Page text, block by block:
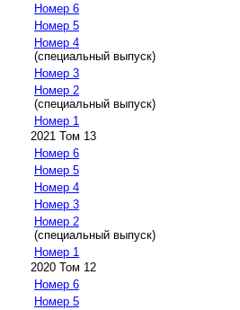
Номер 6
Номер 5
Номер 4
(специальный выпуск)
Номер 3
Номер 2
(специальный выпуск)
Номер 1
2021 Том 13
Номер 6
Номер 5
Номер 4
Номер 3
Номер 2
(специальный выпуск)
Номер 1
2020 Том 12
Номер 6
Номер 5